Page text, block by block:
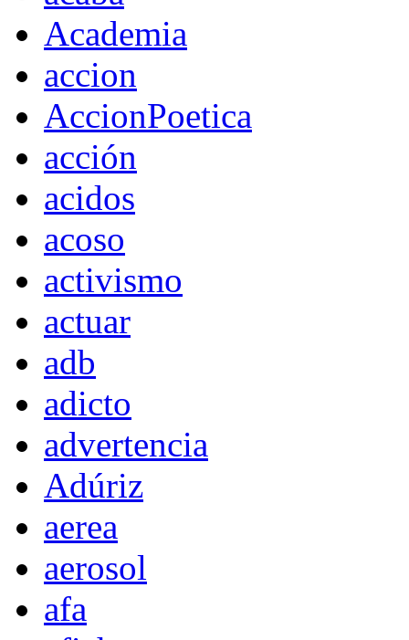
Academia
accion
AccionPoetica
acción
acidos
acoso
activismo
actuar
adb
adicto
advertencia
Adúriz
aerea
aerosol
afa